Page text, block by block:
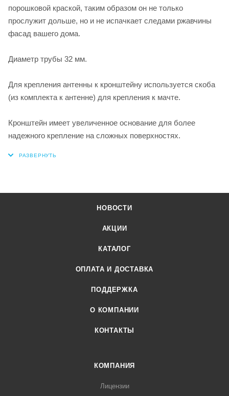
порошковой краской, таким образом он не только
прослужит дольше, но и не испачкает следами ржавчины
фасад вашего дома.
Диаметр трубы 32 мм.
Для крепления антенны к кронштейну используется скоба
(из комплекта к антенне) для крепления к мачте.
Кронштейн имеет увеличенное основание для более
надежного крепление на сложных поверхностях.
НОВОСТИ
АКЦИИ
КАТАЛОГ
ОПЛАТА И ДОСТАВКА
ПОДДЕРЖКА
О КОМПАНИИ
КОНТАКТЫ
КОМПАНИЯ
Лицензии